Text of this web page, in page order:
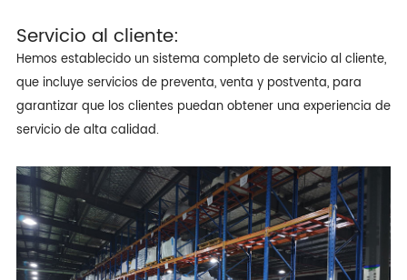
Servicio al cliente:
Hemos establecido un sistema completo de servicio al cliente,
que incluye servicios de preventa, venta y postventa, para
garantizar que los clientes puedan obtener una experiencia de
servicio de alta calidad.